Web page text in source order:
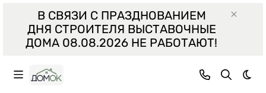
В СВЯЗИ С ПРАЗДНОВАНИЕМ
ДНЯ СТРОИТЕЛЯ ВЫСТАВОЧНЫЕ
ДОМА 08.08.2026 НЕ РАБОТАЮТ!